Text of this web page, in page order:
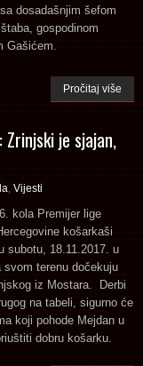
dosadašnjim šefom
gospodinom
Gašićem.
Pročitaj više
Zrinjski je sjajan,
Vijesti
kola Premijer lige
košarkaši
subotu, 18.11.2017. u
svom terenu dočekuju
iz Mostara. Derbi
na tabeli, sigurno će
koji pohode Mejdan u
dobru košarku.